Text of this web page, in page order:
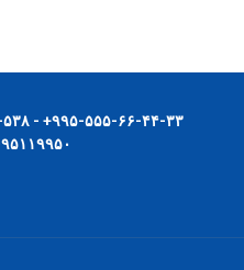
۹۹۵-۵۵۵-۶۶-۴۴-۳۳+ - ۹۹۵-۳۲۲-۲۳۸-۵۳۸+
۹۵۱۱۹۹۵۰- ۰۲۱ دفتر تهران